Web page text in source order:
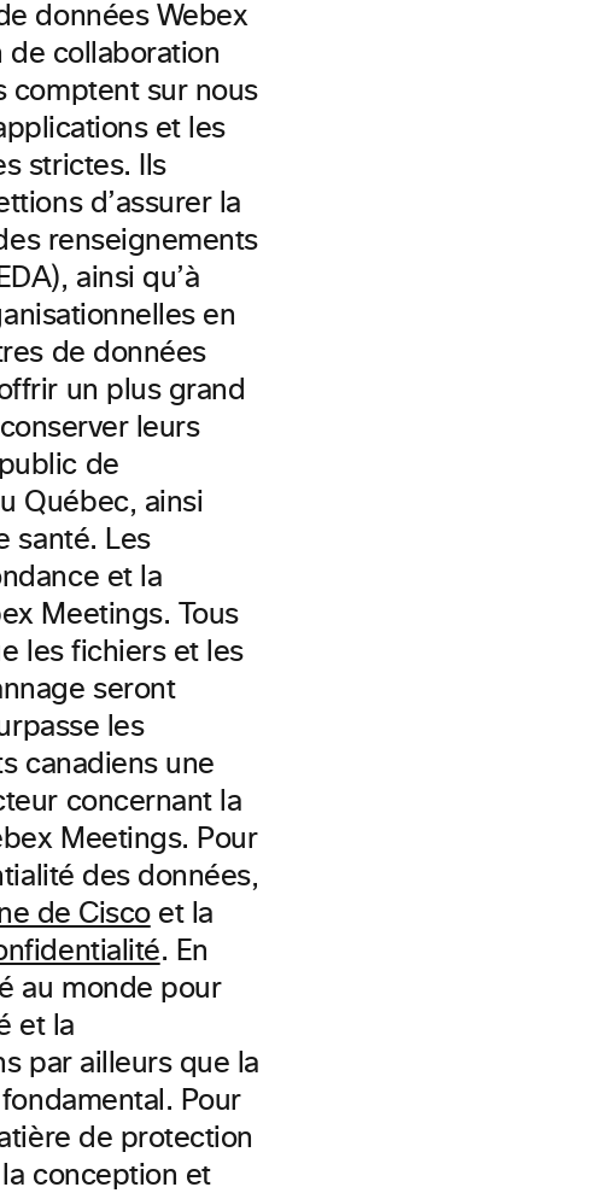
données Webex
de collaboration
comptent sur nous
et les
strictes. Ils
d’assurer la
renseignements
ainsi qu’à
en
de données
un plus grand
leurs
de
Québec, ainsi
santé. Les
et la
Meetings. Tous
les fichiers et les
seront
les
canadiens une
concernant la
Meetings. Pour
des données,
de Ciscoet la
. En
au monde pour
et la
par ailleurs que la
Pour
de protection
conception et